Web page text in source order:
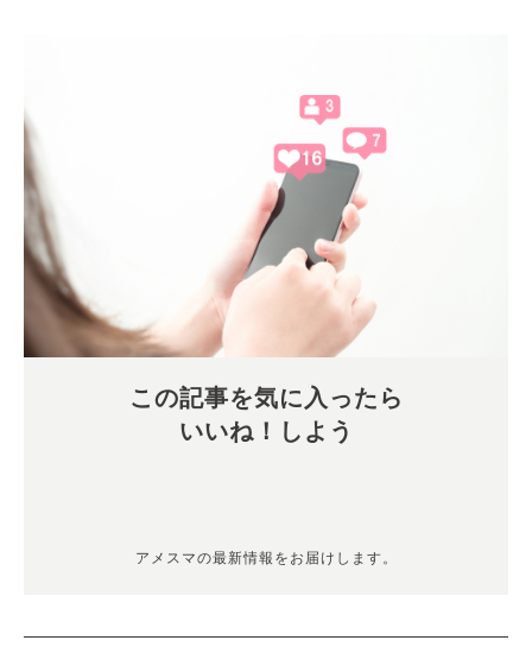
この記事を気に入ったら
いいね！しよう
アメスマの最新情報をお届けします。